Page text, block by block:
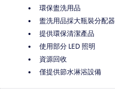
環保盥洗用品
盥洗用品採大瓶裝分配器
提供環保清潔產品
使用部分 LED 照明
資源回收
僅提供節水淋浴設備